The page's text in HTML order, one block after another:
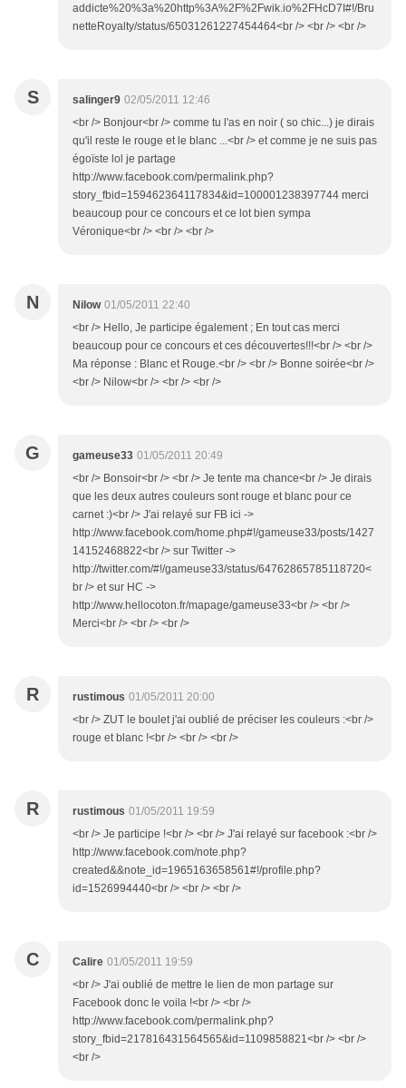
addicte%20%3a%20http%3A%2F%2Fwik.io%2FHcD7I#!/Bru
netteRoyalty/status/65031261227454464<br /> <br /> <br />
S salinger9 02/05/2011 12:46
<br /> Bonjour<br /> comme tu l'as en noir ( so chic...) je dirais
qu'il reste le rouge et le blanc ...<br /> et comme je ne suis pas
égoïste lol je partage
http://www.facebook.com/permalink.php?
story_fbid=159462364117834&id=100001238397744 merci
beaucoup pour ce concours et ce lot bien sympa
Véronique<br /> <br /> <br />
N Nilow 01/05/2011 22:40
<br /> Hello, Je participe également ; En tout cas merci
beaucoup pour ce concours et ces découvertes!!!<br /> <br />
Ma réponse : Blanc et Rouge.<br /> <br /> Bonne soirée<br />
<br /> Nilow<br /> <br /> <br />
G gameuse33 01/05/2011 20:49
<br /> Bonsoir<br /> <br /> Je tente ma chance<br /> Je dirais
que les deux autres couleurs sont rouge et blanc pour ce
carnet :)<br /> J'ai relayé sur FB ici ->
http://www.facebook.com/home.php#!/gameuse33/posts/1427
14152468822<br /> sur Twitter ->
http://twitter.com/#!/gameuse33/status/64762865785118720<
br /> et sur HC ->
http://www.hellocoton.fr/mapage/gameuse33<br /> <br />
Merci<br /> <br /> <br />
R rustimous 01/05/2011 20:00
<br /> ZUT le boulet j'ai oublié de préciser les couleurs :<br />
rouge et blanc !<br /> <br /> <br />
R rustimous 01/05/2011 19:59
<br /> Je participe !<br /> <br /> J'ai relayé sur facebook :<br />
http://www.facebook.com/note.php?
created&&note_id=1965163658561#!/profile.php?
id=1526994440<br /> <br /> <br />
C Calire 01/05/2011 19:59
<br /> J'ai oublié de mettre le lien de mon partage sur
Facebook donc le voila !<br /> <br />
http://www.facebook.com/permalink.php?
story_fbid=217816431564565&id=1109858821<br /> <br />
<br />